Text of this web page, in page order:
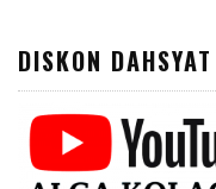
DISKON